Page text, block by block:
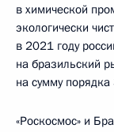
в химической
экологически
в 2021 году
на бразильский
на сумму
«Роскосмос» и